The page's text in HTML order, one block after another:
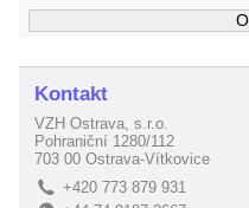
Kontakt
VZH Ostrava, s.r.o.
Pohraniční 1280/112
703 00 Ostrava-Vítkovice
L +420 773 879 931